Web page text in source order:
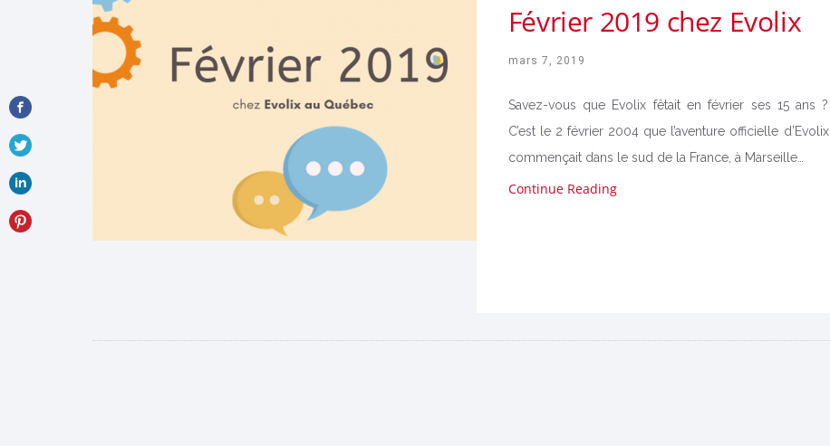
Février 2019 chez Evolix
mars 7, 2019
Savez-vous que Evolix fêtait en février ses 15 ans ?
C’est le 2 février 2004 que l’aventure officielle d’Evolix
commençait dans le sud de la France, à Marseille…
Continue Reading